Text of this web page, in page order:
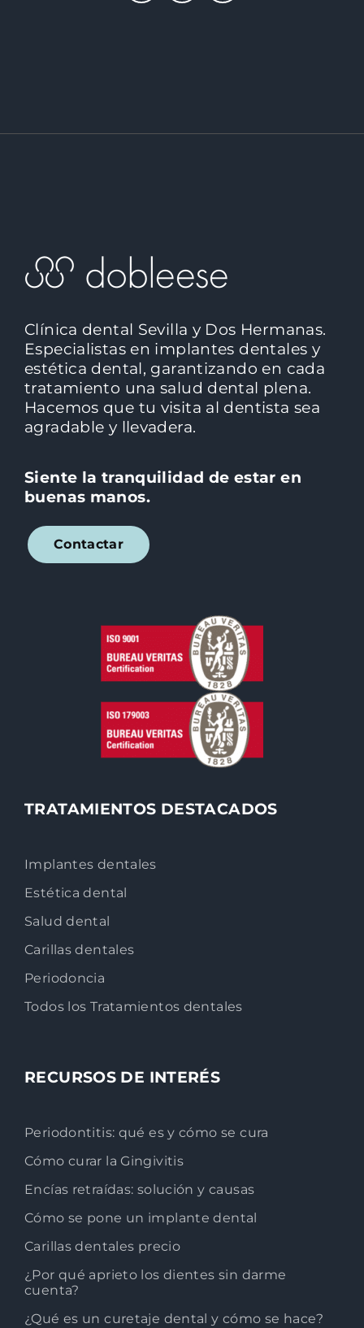
Clínica dental Sevilla y Dos Hermanas.
Especialistas en implantes dentales y
estética dental, garantizando en cada
tratamiento una salud dental plena.
Hacemos que tu visita al dentista sea
agradable y llevadera.
Siente la tranquilidad de estar en
buenas manos.
Contactar
TRATAMIENTOS DESTACADOS
Implantes dentales
Estética dental
Salud dental
Carillas dentales
Periodoncia
Todos los Tratamientos dentales
RECURSOS DE INTERÉS
Periodontitis: qué es y cómo se cura
Cómo curar la Gingivitis
Encías retraídas: solución y causas
Cómo se pone un implante dental
Carillas dentales precio
¿Por qué aprieto los dientes sin darme
cuenta?
¿Qué es un curetaje dental y cómo se hace?